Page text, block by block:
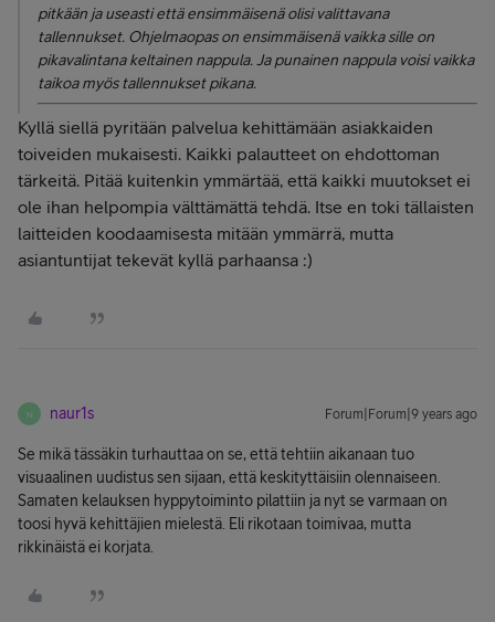
pitkään ja useasti että ensimmäisenä olisi valittavana
tallennukset. Ohjelmaopas on ensimmäisenä vaikka sille on
pikavalintana keltainen nappula. Ja punainen nappula voisi vaikka
taikoa myös tallennukset pikana.
Kyllä siellä pyritään palvelua kehittämään asiakkaiden
toiveiden mukaisesti. Kaikki palautteet on ehdottoman
tärkeitä. Pitää kuitenkin ymmärtää, että kaikki muutokset ei
ole ihan helpompia välttämättä tehdä. Itse en toki tällaisten
laitteiden koodaamisesta mitään ymmärrä, mutta
asiantuntijat tekevät kyllä parhaansa :)
N naur1s Forum|Forum|9 years ago
Se mikä tässäkin turhauttaa on se, että tehtiin aikanaan tuo
visuaalinen uudistus sen sijaan, että keskityttäisiin olennaiseen.
Samaten kelauksen hyppytoiminto pilattiin ja nyt se varmaan on
toosi hyvä kehittäjien mielestä. Eli rikotaan toimivaa, mutta
rikkinäistä ei korjata.